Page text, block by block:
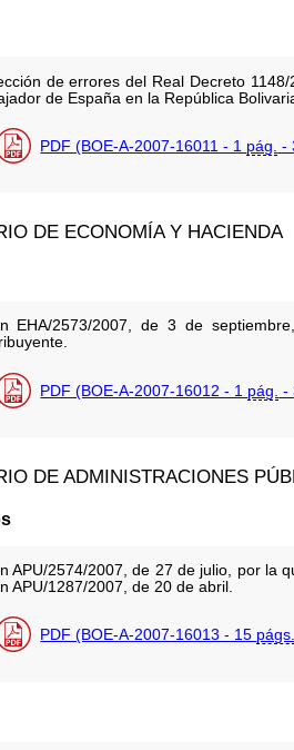
de errores del Real Decreto
de España en la República
PDF (BOE-A-2007-16011 - 1 pág. -
DE ECONOMÍA Y HACIENDA
EHA/2573/2007, de 3 de
PDF (BOE-A-2007-16012 - 1 pág. -
DE ADMINISTRACIONES
APU/2574/2007, de 27 de julio, por la
APU/1287/2007, de 20 de abril.
PDF (BOE-A-2007-16013 - 15 págs.